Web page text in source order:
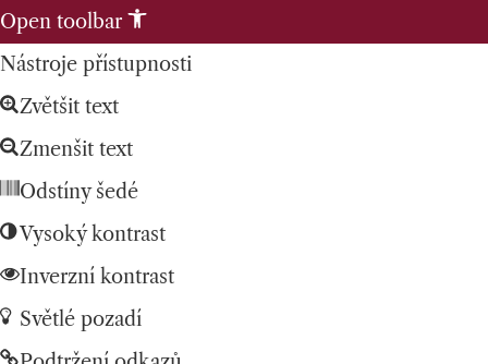
Open toolbar
Nástroje přístupnosti
Zvětšit text
Zmenšit text
Odstíny šedé
Vysoký kontrast
Inverzní kontrast
Světlé pozadí